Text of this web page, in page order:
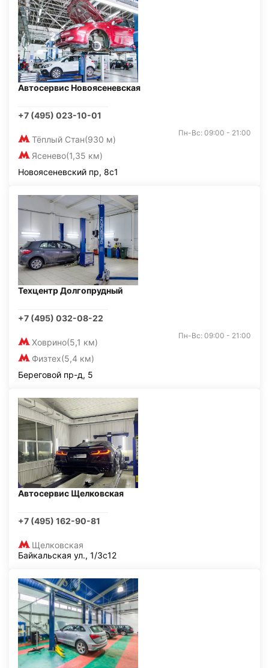
Автосервис Новоясеневская
+7 (495) 023-10-01
Тёплый Стан(930 м)
Ясенево(1,35 км)
Пн-Вс: 09:00 - 21:00
Новоясеневский пр, 8с1
Техцентр Долгопрудный
+7 (495) 032-08-22
Ховрино(5,1 км)
Физтех(5,4 км)
Пн-Вс: 09:00 - 21:00
Береговой пр-д, 5
Автосервис Щелковская
+7 (495) 162-90-81
Щелковская
Байкальская ул., 1/3с12